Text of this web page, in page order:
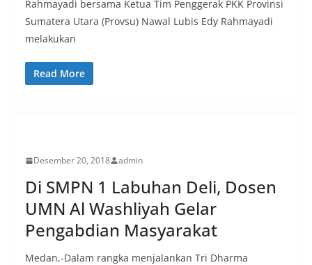
Rahmayadi bersama Ketua Tim Penggerak PKK Provinsi
Sumatera Utara (Provsu) Nawal Lubis Edy Rahmayadi
melakukan
Read More
Desember 20, 2018 admin
Di SMPN 1 Labuhan Deli, Dosen
UMN Al Washliyah Gelar
Pengabdian Masyarakat
Medan,-Dalam rangka menjalankan Tri Dharma